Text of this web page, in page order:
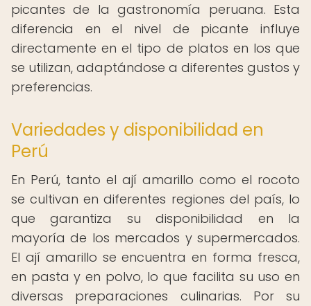
picantes de la gastronomía peruana. Esta
diferencia en el nivel de picante influye
directamente en el tipo de platos en los que
se utilizan, adaptándose a diferentes gustos y
preferencias.
Variedades y disponibilidad en
Perú
En Perú, tanto el ají amarillo como el rocoto
se cultivan en diferentes regiones del país, lo
que garantiza su disponibilidad en la
mayoría de los mercados y supermercados.
El ají amarillo se encuentra en forma fresca,
en pasta y en polvo, lo que facilita su uso en
diversas preparaciones culinarias. Por su